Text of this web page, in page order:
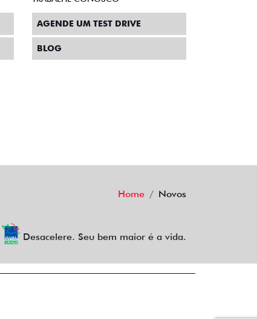
AGENDE UM TEST DRIVE
BLOG
Home Novos
Desacelere. Seu bem maior é a vida.